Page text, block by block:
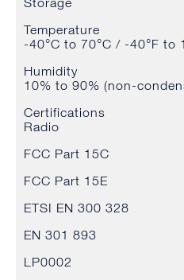
Temperature
-40°C to 70°C / -40°F to
Humidity
10% to 90% (non-
Certifications
Radio
FCC Part 15C
FCC Part 15E
ETSI EN 300 328
EN 301 893
LP0002